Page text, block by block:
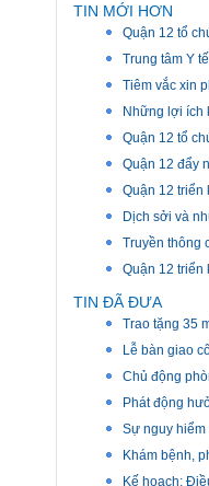
TIN MỚI HƠN
Quận 12 tổ
Trung tâm Y
Tiêm vắc xin
Những lợi ích
Quận 12 tổ
Quận 12 đẩy
Quận 12 triển
Dịch sởi và
Truyền thông
Quận 12 triển
TIN ĐÃ ĐƯA
Trao tặng 35
Lễ bàn giao
Chủ động
Phát động
Sự nguy
Khám bệnh,
Kế hoạch: